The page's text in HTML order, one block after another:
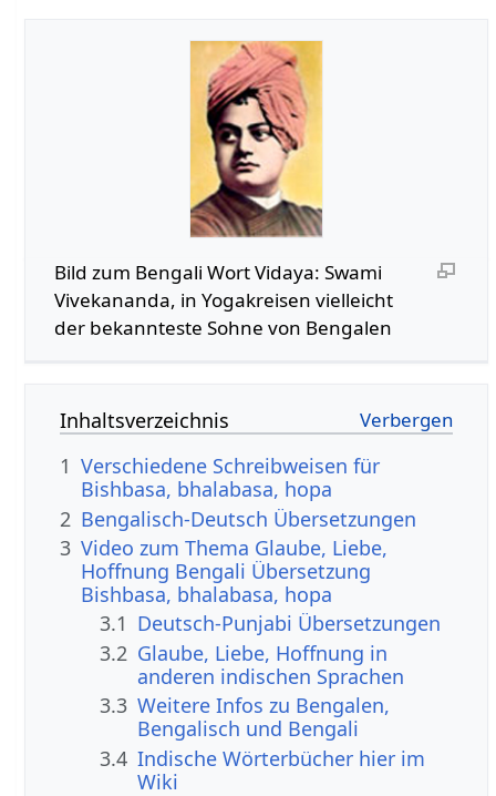
Bild zum Bengali Wort Vidaya: Swami
Vivekananda, in Yogakreisen vielleicht
der bekannteste Sohne von Bengalen
Inhaltsverzeichnis
1 Verschiedene Schreibweisen für
Bishbasa, bhalabasa, hopa
2 Bengalisch-Deutsch Übersetzungen
3 Video zum Thema Glaube, Liebe,
Hoffnung Bengali Übersetzung
Bishbasa, bhalabasa, hopa
3.1 Deutsch-Punjabi Übersetzungen
3.2 Glaube, Liebe, Hoffnung in
anderen indischen Sprachen
3.3 Weitere Infos zu Bengalen,
Bengalisch und Bengali
3.4 Indische Wörterbücher hier im
Wiki